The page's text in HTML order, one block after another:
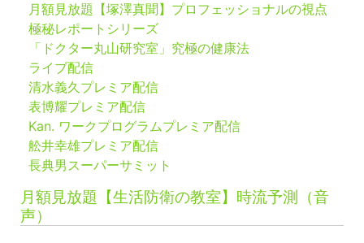
月額見放題【塚澤真聞】プロフェッショナルの視点
極秘レポートシリーズ
「ドクター丸山研究室」究極の健康法
ライブ配信
清水義久プレミア配信
表博耀プレミア配信
Kan. ワークプログラムプレミア配信
舩井幸雄プレミア配信
長典男スーパーサミット
月額見放題【生活防衛の教室】時流予測（音
声）